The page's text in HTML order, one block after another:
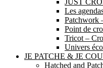
JUST
Les
Patchwork
Point de
Tricot –
Univers
JE PATCHE & JE
Hatched and